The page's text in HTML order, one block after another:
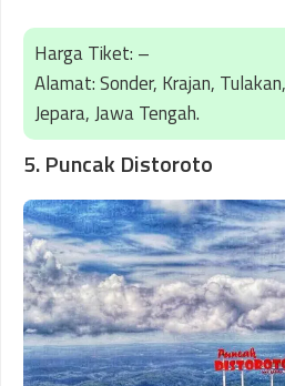
Harga Tiket: –
Alamat: Sonder, Krajan,
Jepara, Jawa Tengah.
5. Puncak Distoroto